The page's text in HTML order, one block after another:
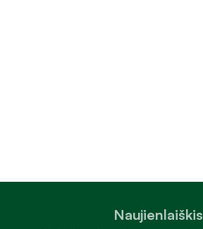
Naujienlaiškis